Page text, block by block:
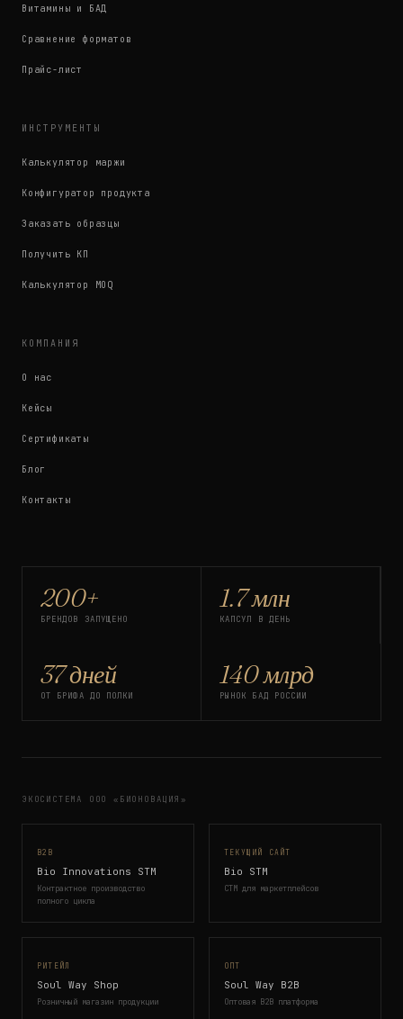
Витамины и БАД
Сравнение форматов
Прайс-лист
ИНСТРУМЕНТЫ
Калькулятор маржи
Конфигуратор продукта
Заказать образцы
Получить КП
Калькулятор MOQ
КОМПАНИЯ
О нас
Кейсы
Сертификаты
Блог
Контакты
200+
БРЕНДОВ ЗАПУЩЕНО
1.7 млн
КАПСУЛ В ДЕНЬ
37 дней
ОТ БРИФА ДО ПОЛКИ
140 млрд
РЫНОК БАД РОССИИ
ЭКОСИСТЕМА ООО «БИОНОВАЦИЯ»
B2B
Bio Innovations STM
Контрактное производство
полного цикла
ТЕКУЩИЙ САЙТ
Bio STM
СТМ для маркетплейсов
РИТЕЙЛ
Soul Way Shop
Розничный магазин продукции
ОПТ
Soul Way B2B
Оптовая B2B платформа